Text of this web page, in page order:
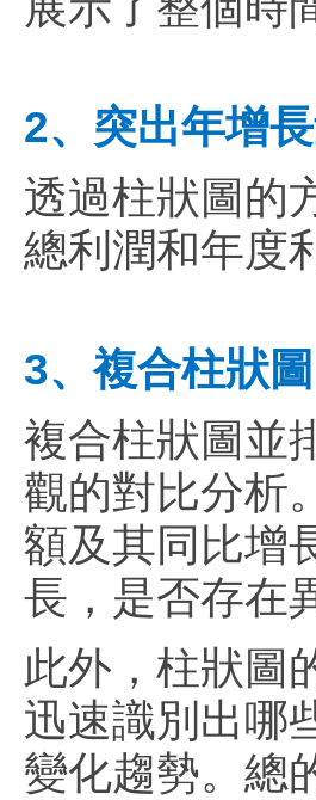
2、突出年增
透過柱狀圖的
總利潤和年度
3、複合柱狀圖
複合柱狀圖並
觀的對比分析
額及其同比增
長，是否存在
此外，柱狀圖
迅速識別出哪
變化趨勢。總